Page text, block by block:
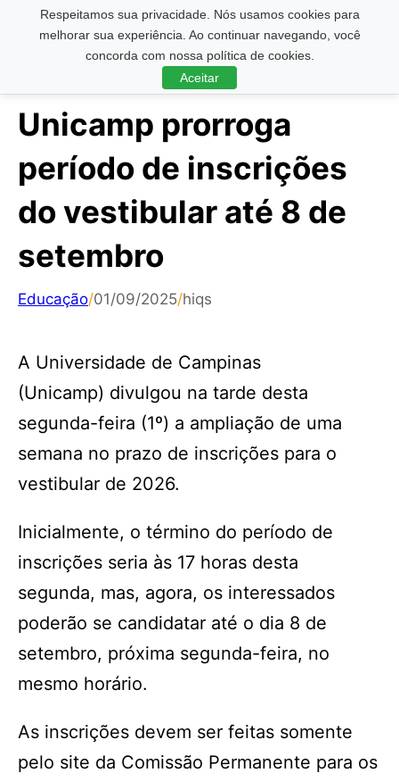
Respeitamos sua privacidade. Nós usamos cookies para
melhorar sua experiência. Ao continuar navegando, você
concorda com nossa política de cookies.
Aceitar
Pesquisar ...
Unicamp prorroga
período de inscrições
do vestibular até 8 de
setembro
Educação/01/09/2025/hiqs
A Universidade de Campinas
(Unicamp) divulgou na tarde desta
segunda-feira (1º) a ampliação de uma
semana no prazo de inscrições para o
vestibular de 2026.
Inicialmente, o término do período de
inscrições seria às 17 horas desta
segunda, mas, agora, os interessados
poderão se candidatar até o dia 8 de
setembro, próxima segunda-feira, no
mesmo horário.
As inscrições devem ser feitas somente
pelo site da Comissão Permanente para os